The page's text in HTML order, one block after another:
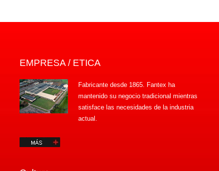
EMPRESA / ETICA
Fabricante desde 1865. Fantex ha
mantenido su negocio tradicional mientras
satisface las necesidades de la industria
actual.